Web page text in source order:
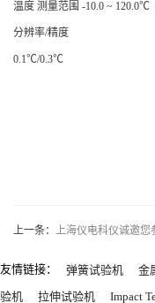
温度 测量范围 -10.0 ~ 120.0℃
分辨率/精度
0.1℃/0.3℃
上一条： 上海仪电科仪诚邀您
友情链接： 弹簧试验机 金
验机
拉伸试验机 Impact